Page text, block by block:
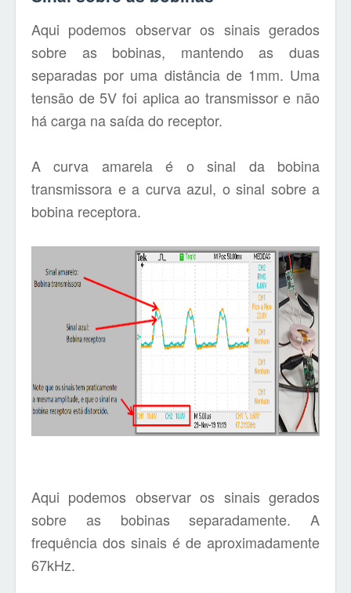
Aqui podemos observar os sinais gerados
sobre as bobinas, mantendo as duas
separadas por uma distância de 1mm. Uma
tensão de 5V foi aplica ao transmissor e não
há carga na saída do receptor.
A curva amarela é o sinal da bobina
transmissora e a curva azul, o sinal sobre a
bobina receptora.
Aqui podemos observar os sinais gerados
sobre as bobinas separadamente. A
frequência dos sinais é de aproximadamente
67kHz.